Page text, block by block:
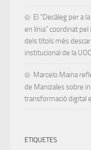
El “Decàleg per a
en línia” coordinat
dels títols més
institucional de la UOC
Marcelo Maina
de Manizales sobre
transformació digital
ETIQUETES